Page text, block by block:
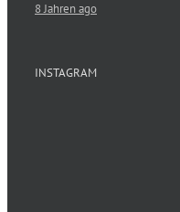
8 Jahren ago
INSTAGRAM